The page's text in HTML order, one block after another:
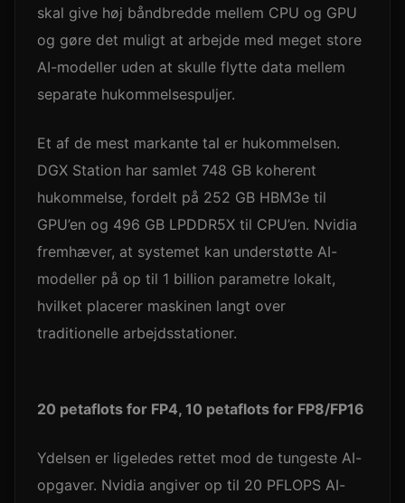
skal give høj båndbredde mellem CPU og GPU
og gøre det muligt at arbejde med meget store
AI-modeller uden at skulle flytte data mellem
separate hukommelsespuljer.
Et af de mest markante tal er hukommelsen.
DGX Station har samlet 748 GB koherent
hukommelse, fordelt på 252 GB HBM3e til
GPU’en og 496 GB LPDDR5X til CPU’en. Nvidia
fremhæver, at systemet kan understøtte AI-
modeller på op til 1 billion parametre lokalt,
hvilket placerer maskinen langt over
traditionelle arbejdsstationer.
20 petaflots for FP4, 10 petaflots for FP8/FP16
Ydelsen er ligeledes rettet mod de tungeste AI-
opgaver. Nvidia angiver op til 20 PFLOPS AI-